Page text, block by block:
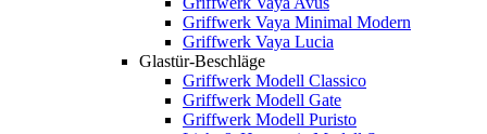
Griffwerk Vaya Minimal Modern
Griffwerk Vaya Lucia
Glastür-Beschläge
Griffwerk Modell Classico
Griffwerk Modell Gate
Griffwerk Modell Puristo